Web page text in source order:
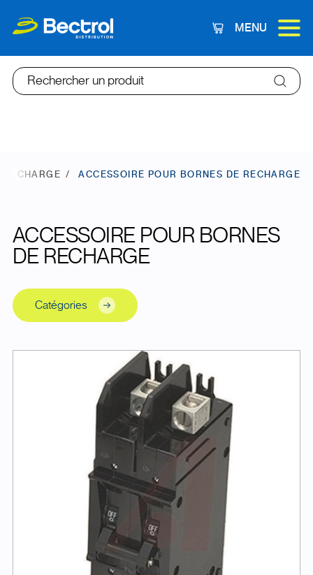
Panier
MENU
Rechercher un produit
RECHARGE ACCESSOIRE POUR BORNES DE RECHARGE
ACCESSOIRE POUR BORNES
DE RECHARGE
Catégories